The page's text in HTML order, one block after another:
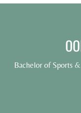
Bachelor of Sports